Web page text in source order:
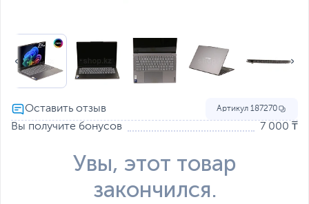
Артикул 187270
Вы получите бонусов 7 000 ₸
Увы, этот товар
закончился.